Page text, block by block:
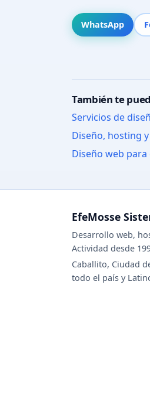
WhatsApp
También te
Servicios de
Diseño, hosting
Diseño web
EfeMosse
Desarrollo web,
Actividad desde
Caballito, Ciudad
todo el país y